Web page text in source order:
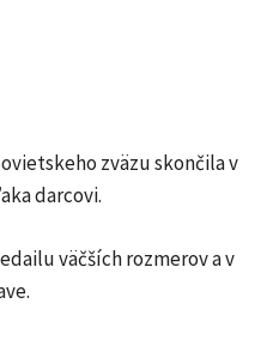
zväzu skončila v
darcovi.
väčších rozmerov a v